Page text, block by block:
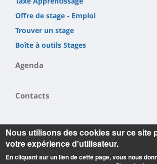
Offre de stage - Emploi
Trouver un stage
Boîte à outils Stages
Agenda
Contacts
Nous utilisons des cookies sur ce site
votre expérience d'utilisateur.
En cliquant sur un lien de cette page, vous nous